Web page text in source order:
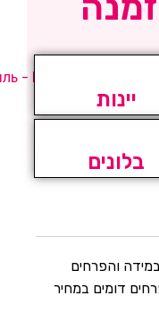
יינות
בלונים
והפרחים
דומים במחיר